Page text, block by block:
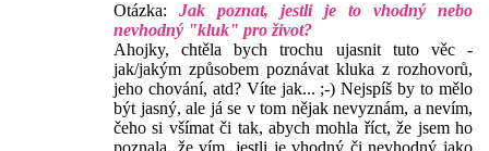
Otázka: Jak poznat, jestli je to vhodný nebo
nevhodný "kluk" pro život?
Ahojky, chtěla bych trochu ujasnit tuto věc -
jak/jakým způsobem poznávat kluka z rozhovorů,
jeho chování, atd? Víte jak... ;-) Nejspíš by to mělo
být jasný, ale já se v tom nějak nevyznám, a nevím,
čeho si všímat či tak, abych mohla říct, že jsem ho
poznala, že vím, jestli je vhodný či nevhodný jako